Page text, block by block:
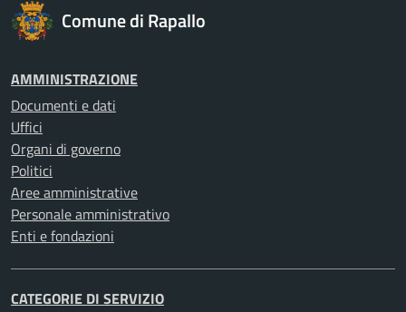
Comune di Rapallo
AMMINISTRAZIONE
Documenti e dati
Uffici
Organi di governo
Politici
Aree amministrative
Personale amministrativo
Enti e fondazioni
CATEGORIE DI SERVIZIO